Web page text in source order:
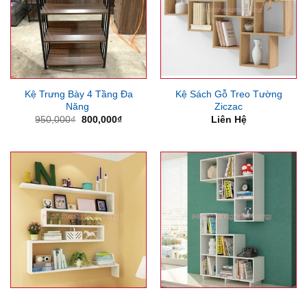
Kệ Trưng Bày 4 Tầng Đa
Năng
950,000₫ Giá
800,000₫Giá
800,000₫.
Kệ Sách Gỗ Treo Tường
Ziczac
Liên Hệ